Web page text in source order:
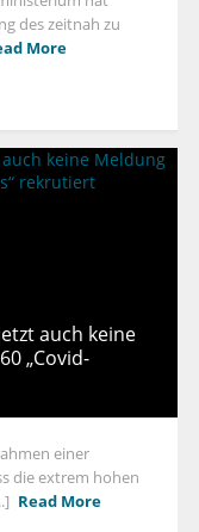
des zeitnah zu
More
auch keine
„Covid-
einer
die extrem hohen
Read More